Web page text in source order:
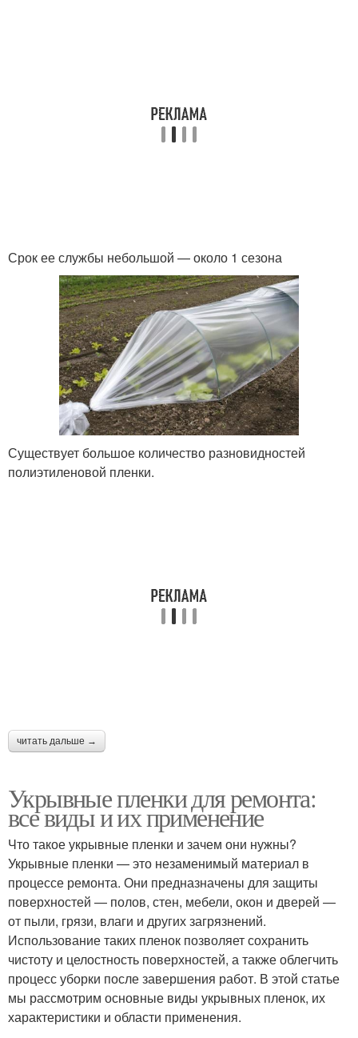
Пленка для конкретной
Разница между
укрывными пленками
Пленки для покраски
Пленка для мебели Пленка на мебель
Пленка с мебели Пленка для защиты
Срок ее службы небольшой — около 1 сезона
Существует большое количество разновидностей
полиэтиленовой пленки.
читать дальше →
Укрывные пленки для ремонта:
все виды и их применение
Что такое укрывные пленки и зачем они нужны?
Укрывные пленки — это незаменимый материал в
процессе ремонта. Они предназначены для защиты
поверхностей — полов, стен, мебели, окон и дверей —
от пыли, грязи, влаги и других загрязнений.
Использование таких пленок позволяет сохранить
чистоту и целостность поверхностей, а также облегчить
процесс уборки после завершения работ. В этой статье
мы рассмотрим основные виды укрывных пленок, их
характеристики и области применения.